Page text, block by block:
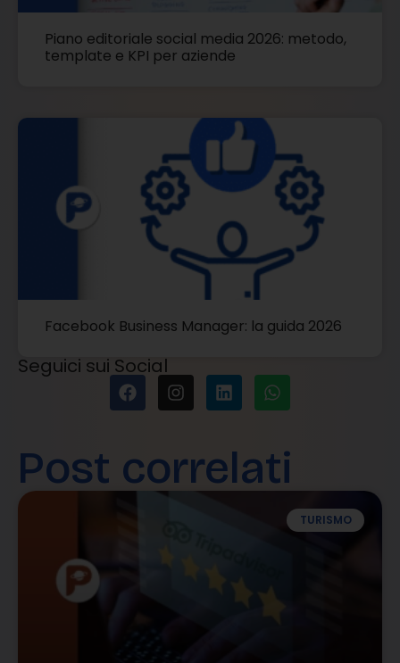
Piano editoriale social media 2026: metodo,
template e KPI per aziende
Facebook Business Manager: la guida 2026
Seguici sui Social
Post correlati
TURISMO